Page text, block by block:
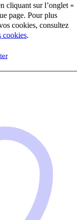
cliquant sur l’onglet «
page. Pour plus
cookies, consultez
cookies